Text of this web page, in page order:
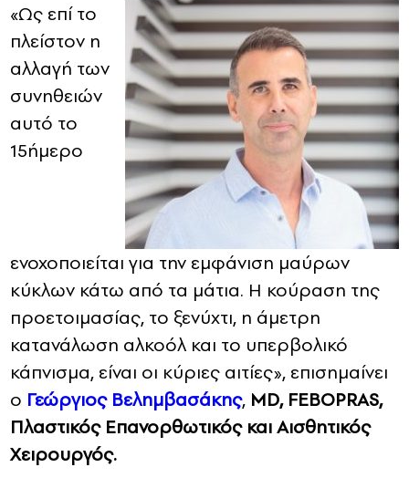
«Ως επί το
πλείστον η
αλλαγή των
συνηθειών
αυτό το
15ήμερο
ενοχοποιείται για την εμφάνιση μαύρων
κύκλων κάτω από τα μάτια. Η κούραση της
προετοιμασίας, το ξενύχτι, η άμετρη
κατανάλωση αλκοόλ και το υπερβολικό
κάπνισμα, είναι οι κύριες αιτίες», επισημαίνει
ο Γεώργιος Βελημβασάκης, MD, FEBOPRAS,
Πλαστικός Επανορθωτικός και Αισθητικός
Χειρουργός.